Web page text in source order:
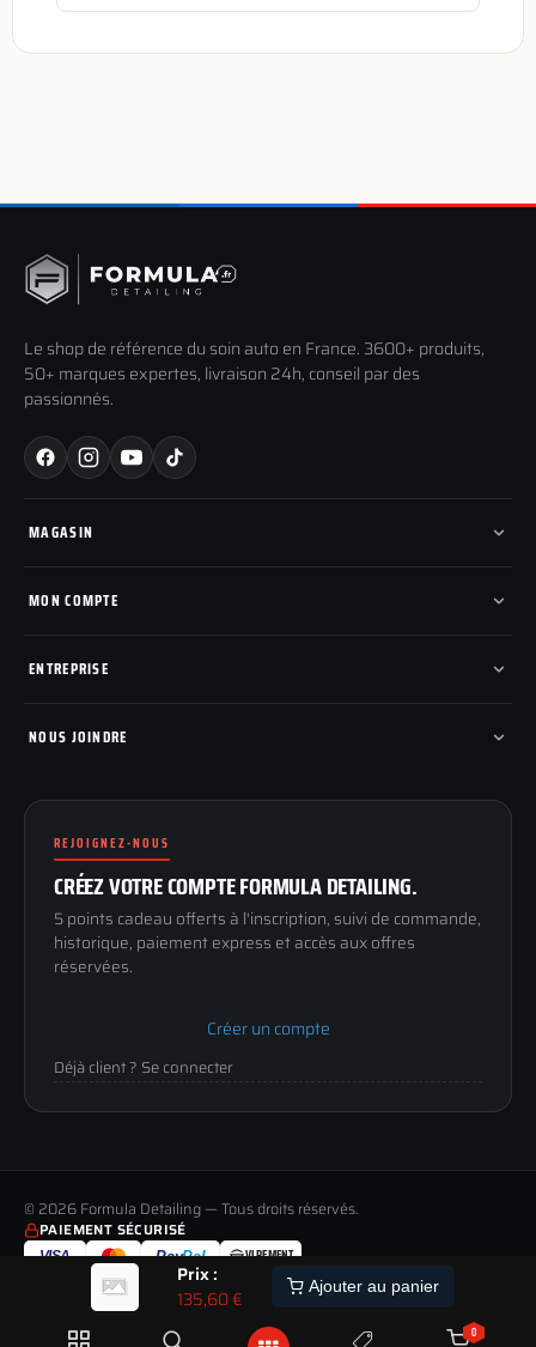
Prix :
135,60€ Ajouter au panier
0
TOUS LES MODES DE LIVRAISON
MOYENS DE PAIEMENT ACCEPTÉS
PAIEMENT 100% SÉCURISÉ
JUSQU'À 60 JOURS POUR CHANGER D'AVIS
SATISFAIT OU REMBOURSÉ
PREVENU
Le shop de référence du soin auto en France. 3600+ produits,
50+ marques expertes, livraison 24h, conseil par des
passionnés.
MAGASIN
Nos marques
Pads de polissage
Pièces détachées
MON COMPTE
Mes tickets SAV
Mon parrainage
Programme fidelite
ENTREPRISE
Compte pro
Politique de retour
Conditions générales
Mentions légales
Confidentialité
NOUS JOINDRE
89100 SENS
03 73 61 02 02
Lun-Ven
9h-12h / 14h-17h
REJOIGNEZ-NOUS
CRÉEZ VOTRE COMPTE FORMULA DETAILING.
5 points cadeau offerts à l'inscription, suivi de commande,
historique, paiement express et accès aux offres
réservées.
Créer un compte
Déjà client ? Se connecter
PAIEMENT SÉCURISÉ
VISA PayPal VIREMENT
© 2026 Formula Detailing — Tous droits réservés.